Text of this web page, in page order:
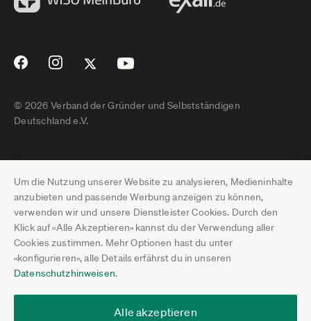
Um die Nutzung unserer Website zu analysieren, Medieninhalte
anzubieten und passende Werbung anzeigen zu können,
verwenden wir und unsere Dienstleister Cookies. Durch den
Klick auf «Alle Akzeptieren» kannst du der Verwendung aller
Cookies zustimmen. Mehr Optionen hast du unter
«konfigurieren», alle Details erfährst du in unseren
Datenschutzhinweisen.
Alle akzeptieren
© 2026 Verband der Gründer und Selbstständigen
Deutschland e.V.
Impressum
Datenschutz
Pressebereich
Jobs